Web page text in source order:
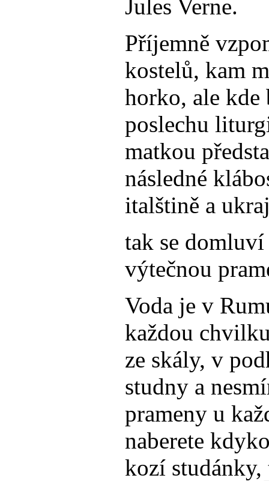
Jules Verne.
Příjemně
kostelů, kam
horko, ale kde
poslechu
matkou
následné
italštině a
tak se
výtečnou
Voda je v
každou
ze skály, v
studny a
prameny u
naberete
kozí studánky,